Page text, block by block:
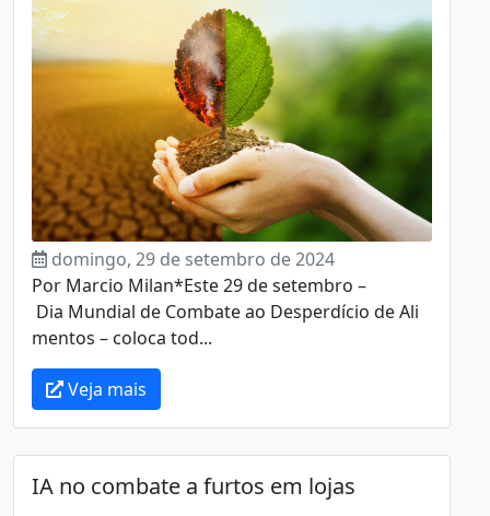
domingo, 29 de setembro de 2024
Por Marcio Milan*Este 29 de setembro –
Dia Mundial de Combate ao Desperdício de Ali
mentos – coloca tod...
Veja mais
IA no combate a furtos em lojas